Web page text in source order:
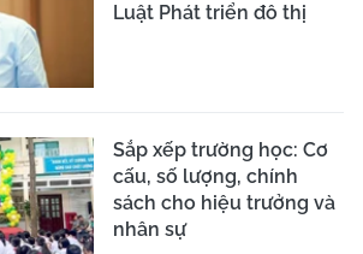
Luật Phát triển đô thị
Sắp xếp trường học: Cơ
cấu, số lượng, chính
sách cho hiệu trưởng và
nhân sự